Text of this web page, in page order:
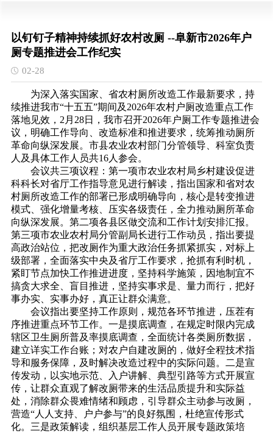
以钉钉子精神持续抓好农村改厕 --阜新市2026年户
厕专题推进会工作纪实
02-28
为深入落实国家、省农村厕所改造工作最新要求，持
续推进我市“十五五”期间及2026年农村户厕改造重点工作
落地见效，2月28日，我市召开2026年户厕工作专题推进会
议，明确工作导向、改造标准和推进要求，统筹推动厕所
革命向纵深发展。市县农业农村部门分管领导、科室负责
人及具体工作人员共16人参会。
会议共三项议程：第一项市农业农村局乡村建设促进
科科长对省厅工作指导意见进行解读，指出国家和省对农
村厕所改造工作的部署已形成明确导向，核心是转变推进
模式、强化增量考核、压实各级责任，全力推动厕所革命
向纵深发展。第二项各县区做交流和工作计划安排汇报。
第三项市农业农村局分管副局长进行工作动员，指出要提
高政治站位，把改厕作为重大政治任务抓紧抓实，对标上
级部署，全面落实中央及省厅工作要求，抢抓有利时机，
紧盯节点加快工作推进进度，坚持科学施策，因地制宜不
搞贪大求全、盲目推进，坚持实事求是、量力而行，把好
事办实、实事办好，真正让群众满意。
会议指出要坚持工作原则，规范各环节推进，压茬有
序推进重点环节工作。一是摸底调查，在规定时限内完成
辖区卫生厕所普及率摸底调查，全面统计各类厕所数据，
建立详实工作台账；对农户自建改厕的，做好全程技术指
导和服务保障，及时解决改造过程中的实际问题。二是宣
传发动，以实地示范、入户讲解、典型引路等方式开展宣
传，让群众直观了解改厕带来的生活品质提升和实际益
处，消除群众畏难情绪和顾虑，引导群众主动参与改厕，
营造“人人支持、户户参与”的良好氛围，杜绝宣传形式
化。三是政策解读，组织基层工作人员开展专题政策培